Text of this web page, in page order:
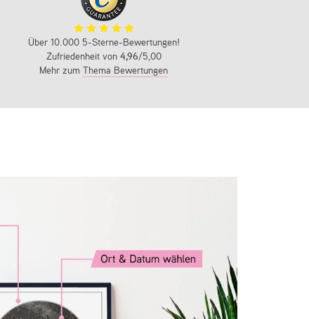
Über 10.000 5-Sterne-Bewertungen!
Zufriedenheit von 4,96/5,00
Mehr zumThema Bewertungen